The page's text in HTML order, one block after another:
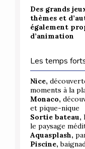
Des grands
thèmes et
également
d’animation
Les temps
Nice,
moments à la
Monaco,
et pique-nique
Sortie bateau,
le paysage
Aquasplash,
Piscine,